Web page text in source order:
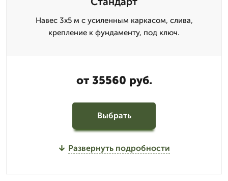
Навес 3x5 м с усиленным каркасом, слива,
крепление к фундаменту, под ключ.
от 35560 руб.
Выбрать
Развернуть подробности